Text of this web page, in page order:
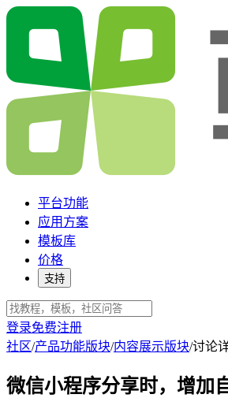
平台功能
应用方案
模板库
价格
支持
登录免费注册
社区/产品功能版块/内容展示版块/讨论
微信小程序分享时，增加